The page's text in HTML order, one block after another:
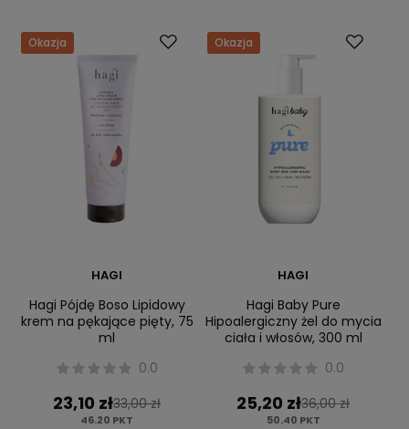
Okazja
HAGI
Hagi Pójdę Boso Lipidowy
krem na pękające pięty, 75
ml
0.0
23,10 zł33,00 zł
46.20 PKT
Okazja
HAGI
Hagi Baby Pure
Hipoalergiczny żel do mycia
ciała i włosów, 300 ml
0.0
25,20 zł36,00 zł
50.40 PKT